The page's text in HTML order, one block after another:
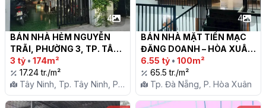
4
BÁN NHÀ HẺM NGUYỄN
TRÃI, PHƯỜNG 3, TP. TÂY
NINH
3 tỷ • 174m²
17.24 tr./m²
Tây Ninh, Tp. Tây Ninh, P.
3
4
BÁN NHÀ MẶT TIỀN MẠC
ĐĂNG DOANH – HÒA XUÂN
| CHỈ 6.55 TỶ
6.55 tỷ • 100m²
65.5 tr./m²
Tp. Đà Nẵng, P. Hòa Xuân